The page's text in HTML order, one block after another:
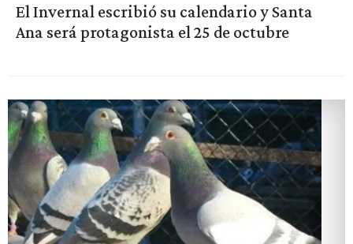
El Invernal escribió su calendario y Santa
Ana será protagonista el 25 de octubre